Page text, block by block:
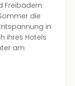
Freibädern
die
in
ihres Hotels
am